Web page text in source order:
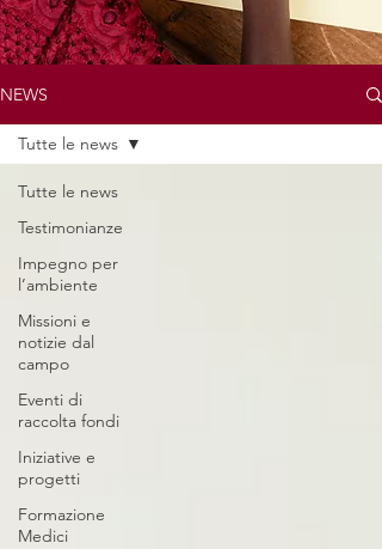
NEWS
Tutte le news
Testimonianze
Impegno per
l’ambiente
Missioni e
notizie dal
campo
Eventi di
raccolta fondi
Iniziative e
progetti
Formazione
Medici
Tutte le news